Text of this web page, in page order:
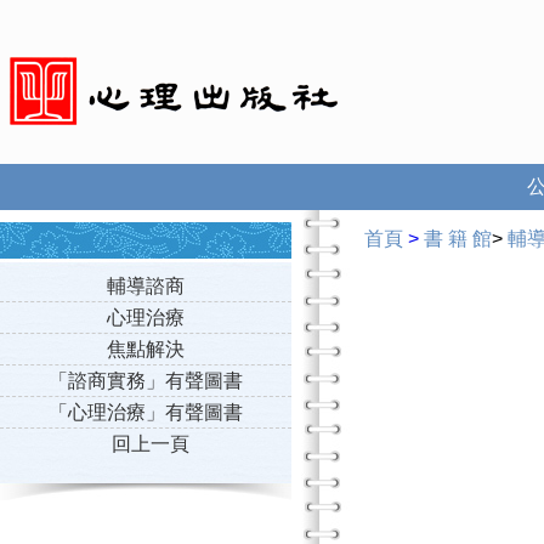
輔導諮商
心理治療
焦點解決
「諮商實務」有聲圖書
「心理治療」有聲圖書
回上一頁
首頁 > 書 籍 館> 輔